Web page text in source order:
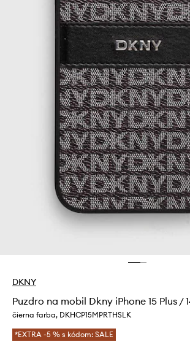
DKNY
Puzdro na mobil Dkny iPhone 15 Plus /
čierna farba, DKHCP15MPRTHSLK
*EXTRA -5 % s kódom: SALE